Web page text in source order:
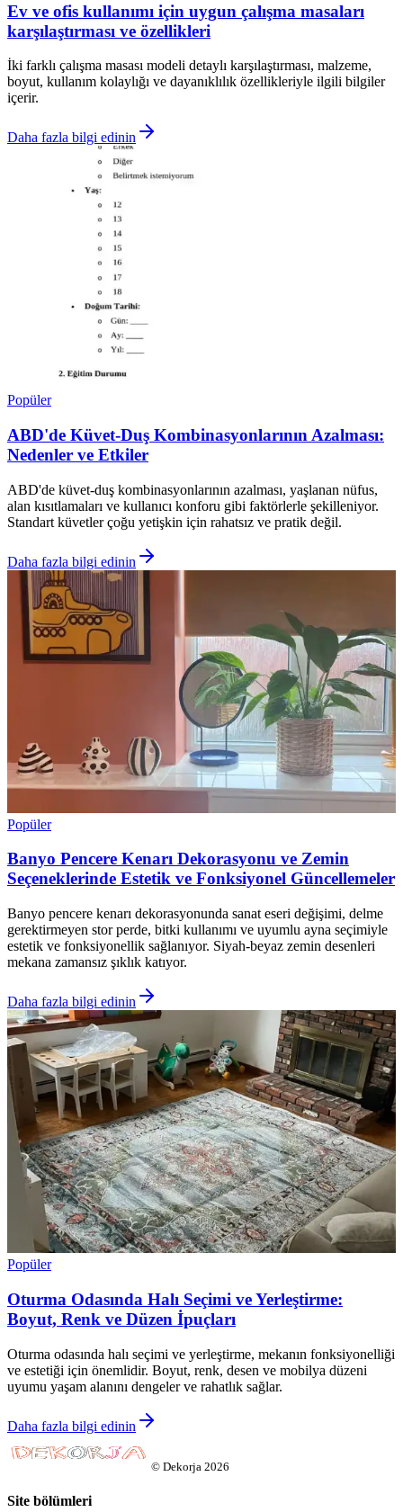
Ev ve ofis kullanımı için uygun çalışma masaları
karşılaştırması ve özellikleri
İki farklı çalışma masası modeli detaylı karşılaştırması, malzeme,
boyut, kullanım kolaylığı ve dayanıklılık özellikleriyle ilgili bilgiler
içerir.
Daha fazla bilgi edinin
Popüler
ABD'de Küvet-Duş Kombinasyonlarının Azalması:
Nedenler ve Etkiler
ABD'de küvet-duş kombinasyonlarının azalması, yaşlanan nüfus,
alan kısıtlamaları ve kullanıcı konforu gibi faktörlerle şekilleniyor.
Standart küvetler çoğu yetişkin için rahatsız ve pratik değil.
Daha fazla bilgi edinin
Popüler
Banyo Pencere Kenarı Dekorasyonu ve Zemin
Seçeneklerinde Estetik ve Fonksiyonel Güncellemeler
Banyo pencere kenarı dekorasyonunda sanat eseri değişimi, delme
gerektirmeyen stor perde, bitki kullanımı ve uyumlu ayna seçimiyle
estetik ve fonksiyonellik sağlanıyor. Siyah-beyaz zemin desenleri
mekana zamansız şıklık katıyor.
Daha fazla bilgi edinin
Popüler
Oturma Odasında Halı Seçimi ve Yerleştirme:
Boyut, Renk ve Düzen İpuçları
Oturma odasında halı seçimi ve yerleştirme, mekanın fonksiyonelliği
ve estetiği için önemlidir. Boyut, renk, desen ve mobilya düzeni
uyumu yaşam alanını dengeler ve rahatlık sağlar.
Daha fazla bilgi edinin
© Dekorja 2026
Site bölümleri